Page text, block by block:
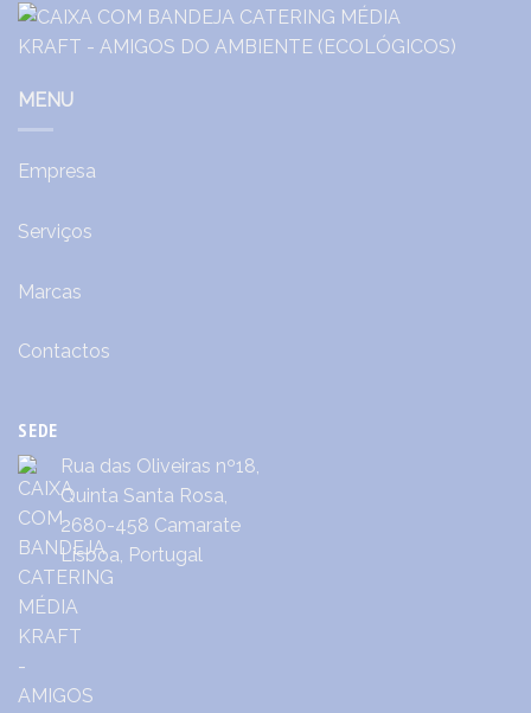
MENU
Empresa
Serviços
Marcas
Contactos
SEDE
Rua das Oliveiras nº18,
Quinta Santa Rosa,
2680-458 Camarate
Lisboa, Portugal